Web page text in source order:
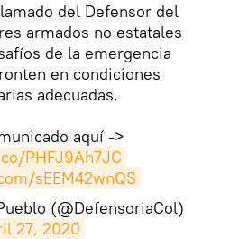
del Defensor del
armados no estatales
de la emergencia
en condiciones
adecuadas.
aquí ->
PHFJ9Ah7JC
sEEM42wnQS
(@DefensoriaCol)
27, 2020